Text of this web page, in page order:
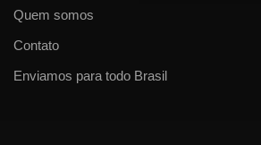
Quem somos
Contato
Enviamos para todo Brasil